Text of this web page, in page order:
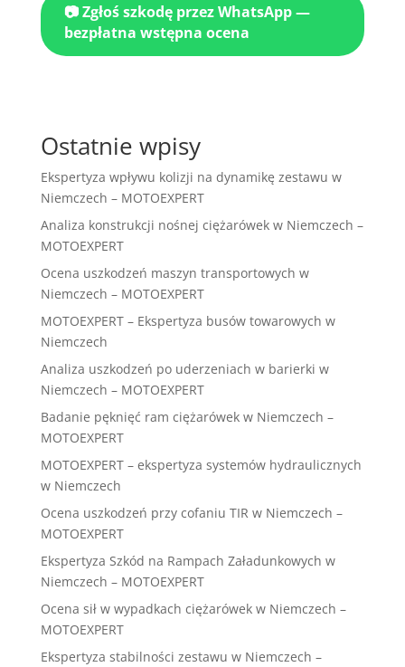
📷 Zgłoś szkodę przez WhatsApp —
bezpłatna wstępna ocena
Ostatnie wpisy
Ekspertyza wpływu kolizji na dynamikę zestawu w
Niemczech – MOTOEXPERT
Analiza konstrukcji nośnej ciężarówek w Niemczech –
MOTOEXPERT
Ocena uszkodzeń maszyn transportowych w
Niemczech – MOTOEXPERT
MOTOEXPERT – Ekspertyza busów towarowych w
Niemczech
Analiza uszkodzeń po uderzeniach w barierki w
Niemczech – MOTOEXPERT
Badanie pęknięć ram ciężarówek w Niemczech –
MOTOEXPERT
MOTOEXPERT – ekspertyza systemów hydraulicznych
w Niemczech
Ocena uszkodzeń przy cofaniu TIR w Niemczech –
MOTOEXPERT
Ekspertyza Szkód na Rampach Załadunkowych w
Niemczech – MOTOEXPERT
Ocena sił w wypadkach ciężarówek w Niemczech –
MOTOEXPERT
Ekspertyza stabilności zestawu w Niemczech –